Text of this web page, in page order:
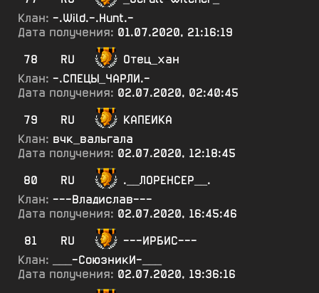
Клан: -.Wild.-.Hunt.-
Дата получения: 01.07.2020, 21:16:19
78
RU
Отец_хан
Клан: -.СПЕЦЫ_ЧАРЛИ.-
Дата получения: 02.07.2020, 02:40:45
79
RU
КАПЕИКА
Клан: вчк_вальгала
Дата получения: 02.07.2020, 12:18:45
80
RU
.__ЛОРЕНСЕР__.
Клан: ---Владислав---
Дата получения: 02.07.2020, 16:45:46
81
RU
---ИРБИС---
Клан:
___-СоюзникИ-___
Дата получения: 02.07.2020, 19:36:16